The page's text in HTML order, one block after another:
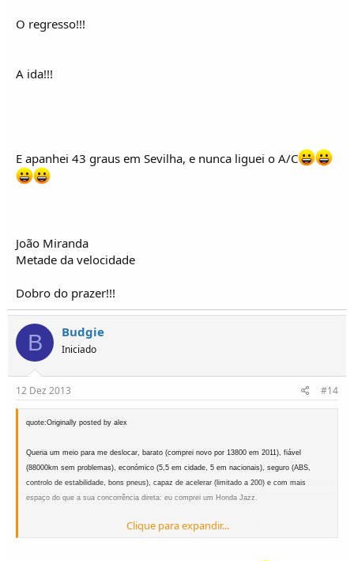
O regresso!!!
A ida!!!
E apanhei 43 graus em Sevilha, e nunca liguei o A/C
João Miranda
Metade da velocidade
Dobro do prazer!!!
B Budgie
Iniciado
12 Dez 2013 #14
quote:Originally posted by alex
Queria um meio para me deslocar, barato (comprei novo por 13800 em 2011), fiável
(88000km sem problemas), económico (5,5 em cidade, 5 em nacionais), seguro (ABS,
controlo de estabilidade, bons pneus), capaz de acelerar (limitado a 200) e com mais
espaço do que a sua concorrência direta: eu comprei um Honda Jazz.
Queria uma paixão, um meio de aliviar o stress através de sujar as mãos e mexer em
Clique para expandir...